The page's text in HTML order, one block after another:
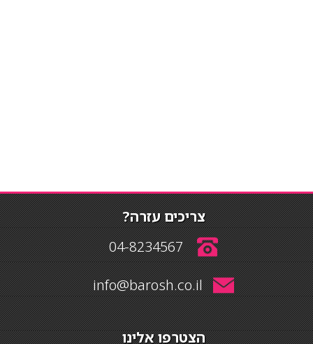
צריכים עזרה?
04-8234567
info@barosh.co.il
הצטרפו אלינו